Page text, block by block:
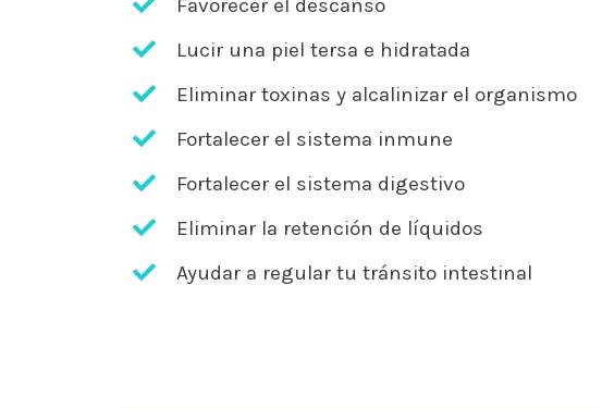
Favorecer el descanso
Lucir una piel tersa e hidratada
Eliminar toxinas y alcalinizar el organismo
Fortalecer el sistema inmune
Fortalecer el sistema digestivo
Eliminar la retención de líquidos
Ayudar a regular tu tránsito intestinal